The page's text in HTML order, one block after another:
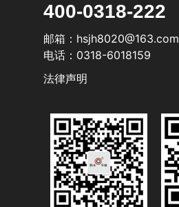
400-0318-222
邮箱：hsjh8020@163.com
电话：0318-6018159
法律声明